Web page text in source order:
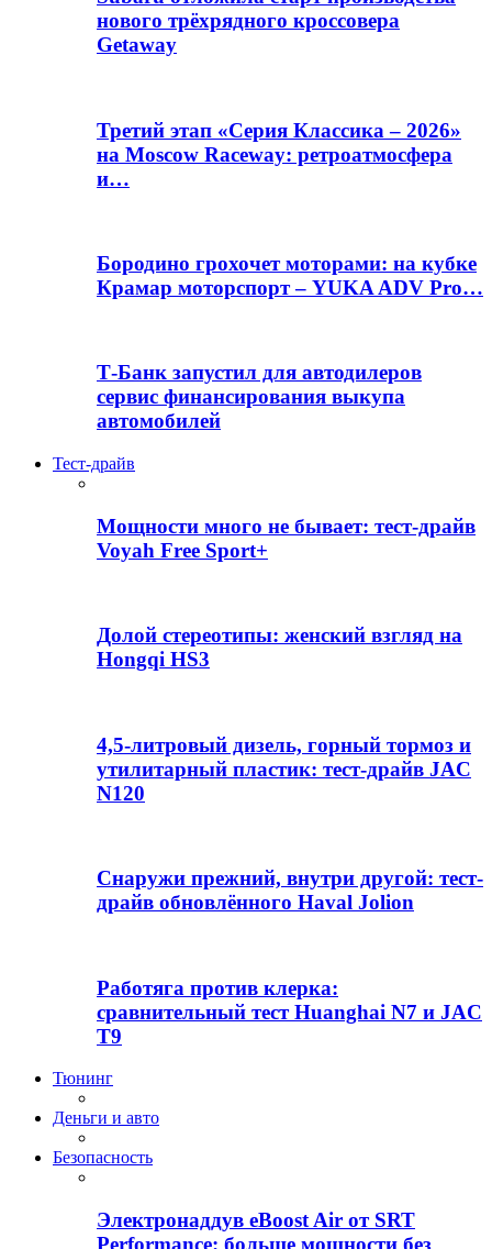
нового трёхрядного кроссовера
Getaway
Третий этап «Серия Классика – 2026»
на Moscow Raceway: ретроатмосфера
и…
Бородино грохочет моторами: на кубке
Крамар моторспорт – YUKA ADV Pro…
Т-Банк запустил для автодилеров
сервис финансирования выкупа
автомобилей
Тест-драйв
Мощности много не бывает: тест-драйв
Voyah Free Sport+
Долой стереотипы: женский взгляд на
Hongqi HS3
4,5-литровый дизель, горный тормоз и
утилитарный пластик: тест-драйв JAC
N120
Снаружи прежний, внутри другой: тест-
драйв обновлённого Haval Jolion
Работяга против клерка:
сравнительный тест Huanghai N7 и JAC
T9
Тюнинг
Деньги и авто
Безопасность
Электронаддув eBoost Air от SRT
Performance: больше мощности без